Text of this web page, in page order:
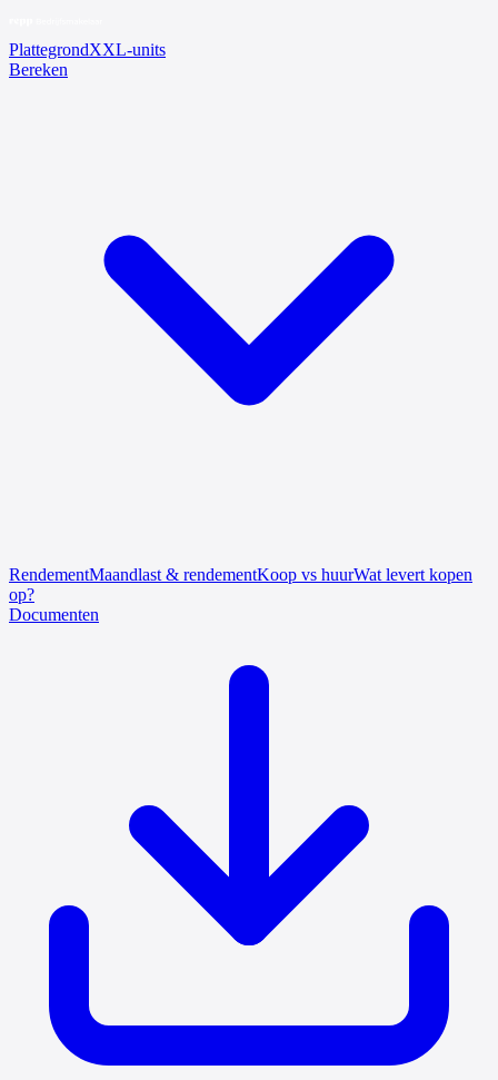
PlattegrondXXL-units
Bereken
RendementMaandlast & rendementKoop vs huurWat levert kopen
op?
Documenten